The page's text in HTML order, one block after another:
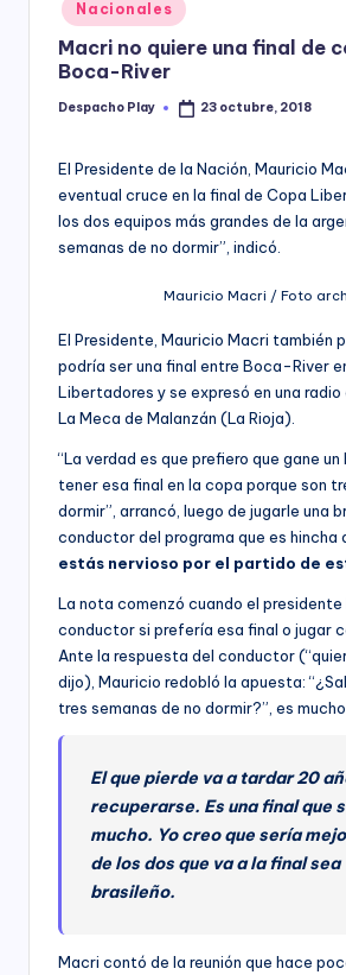
y
in
Nacionales
Macri no quiere una final de
Boca-River
Posted
Despacho Play 23 octubre, 2018
El Presidente de la Nación, Mauricio
eventual cruce en la final de Copa
los dos equipos más grandes de la
semanas de no dormir”, indicó.
Mauricio Macri / Foto
El Presidente, Mauricio Macri también
podría ser una final entre Boca-River
Libertadores y se expresó en una radio
La Meca de Malanzán (La Rioja).
“La verdad es que prefiero que gane un
tener esa final en la copa porque son
dormir”, arrancó, luego de jugarle una
conductor del programa que es hincha
estás nervioso por el partido de
La nota comenzó cuando el presidente
conductor si prefería esa final o jugar
Ante la respuesta del conductor
dijo), Mauricio redobló la apuesta:
tres semanas de no dormir?”, es
El que pierde va a tardar 20
recuperarse. Es una final que
mucho. Yo creo que sería
de los dos que va a la final sea
brasileño.
Macri contó de la reunión que hace